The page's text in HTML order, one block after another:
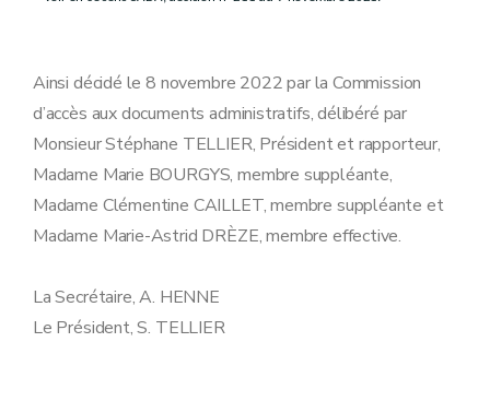
Ainsi décidé le 8 novembre 2022 par la Commission
d’accès aux documents administratifs, délibéré par
Monsieur Stéphane TELLIER, Président et rapporteur,
Madame Marie BOURGYS, membre suppléante,
Madame Clémentine CAILLET, membre suppléante et
Madame Marie-Astrid DRÈZE, membre effective.
La Secrétaire, A. HENNE
Le Président, S. TELLIER